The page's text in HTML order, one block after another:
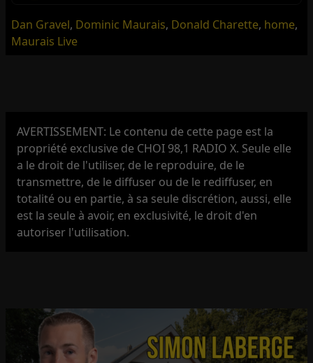
Dan Gravel, Dominic Maurais, Donald Charette, home,
Maurais Live
AVERTISSEMENT: Le contenu de cette page est la
propriété exclusive de CHOI 98,1 RADIO X. Seule elle
a le droit de l'utiliser, de le reproduire, de le
transmettre, de le diffuser ou de le rediffuser, en
totalité ou en partie, à sa seule discrétion, aussi, elle
est la seule à avoir, en exclusivité, le droit d'en
autoriser l'utilisation.